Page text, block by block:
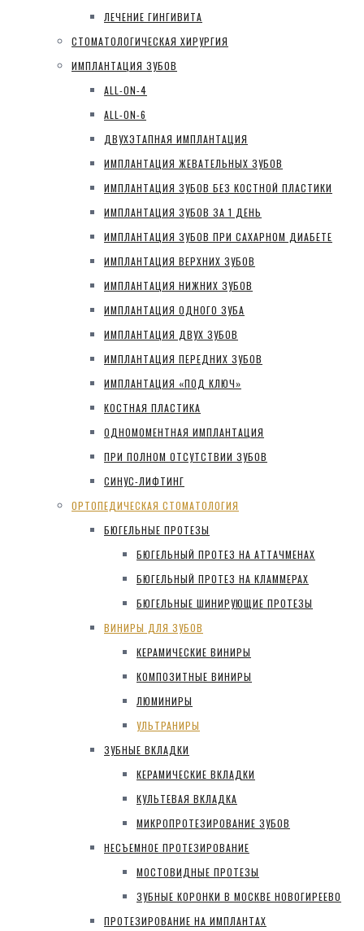
ЛЕЧЕНИЕ ГИНГИВИТА
СТОМАТОЛОГИЧЕСКАЯ ХИРУРГИЯ
ИМПЛАНТАЦИЯ ЗУБОВ
ALL-ON-4
ALL-ON-6
ДВУХЭТАПНАЯ ИМПЛАНТАЦИЯ
ИМПЛАНТАЦИЯ ЖЕВАТЕЛЬНЫХ ЗУБОВ
ИМПЛАНТАЦИЯ ЗУБОВ БЕЗ КОСТНОЙ ПЛАСТИКИ
ИМПЛАНТАЦИЯ ЗУБОВ ЗА 1 ДЕНЬ
ИМПЛАНТАЦИЯ ЗУБОВ ПРИ САХАРНОМ ДИАБЕТЕ
ИМПЛАНТАЦИЯ ВЕРХНИХ ЗУБОВ
ИМПЛАНТАЦИЯ НИЖНИХ ЗУБОВ
ИМПЛАНТАЦИЯ ОДНОГО ЗУБА
ИМПЛАНТАЦИЯ ДВУХ ЗУБОВ
ИМПЛАНТАЦИЯ ПЕРЕДНИХ ЗУБОВ
ИМПЛАНТАЦИЯ «ПОД КЛЮЧ»
КОСТНАЯ ПЛАСТИКА
ОДНОМОМЕНТНАЯ ИМПЛАНТАЦИЯ
ПРИ ПОЛНОМ ОТСУТСТВИИ ЗУБОВ
СИНУС-ЛИФТИНГ
ОРТОПЕДИЧЕСКАЯ СТОМАТОЛОГИЯ
БЮГЕЛЬНЫЕ ПРОТЕЗЫ
БЮГЕЛЬНЫЙ ПРОТЕЗ НА АТТАЧМЕНАХ
БЮГЕЛЬНЫЙ ПРОТЕЗ НА КЛАММЕРАХ
БЮГЕЛЬНЫЕ ШИНИРУЮЩИЕ ПРОТЕЗЫ
ВИНИРЫ ДЛЯ ЗУБОВ
КЕРАМИЧЕСКИЕ ВИНИРЫ
КОМПОЗИТНЫЕ ВИНИРЫ
ЛЮМИНИРЫ
УЛЬТРАНИРЫ
ЗУБНЫЕ ВКЛАДКИ
КЕРАМИЧЕСКИЕ ВКЛАДКИ
КУЛЬТЕВАЯ ВКЛАДКА
МИКРОПРОТЕЗИРОВАНИЕ ЗУБОВ
НЕСЪЕМНОЕ ПРОТЕЗИРОВАНИЕ
МОСТОВИДНЫЕ ПРОТЕЗЫ
ЗУБНЫЕ КОРОНКИ В МОСКВЕ НОВОГИРЕЕВО
ПРОТЕЗИРОВАНИЕ НА ИМПЛАНТАХ